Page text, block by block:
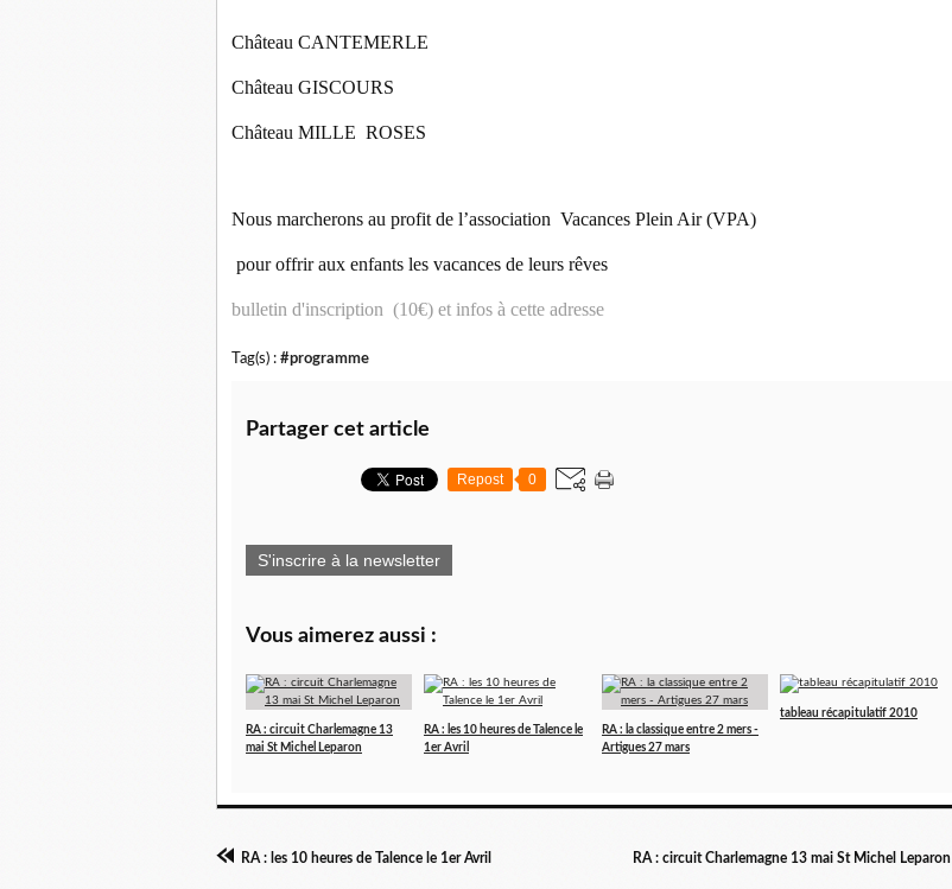
Château CANTEMERLE
Château GISCOURS
Château MILLE ROSES
Nous marcherons au profit de l’association Vacances Plein Air (VPA)
pour offrir aux enfants les vacances de leurs rêves
bulletin d'inscription (10€) et infos à cette adresse
Tag(s) : #programme
Partager cet article
Repost 0
S'inscrire à la newsletter
Vous aimerez aussi :
RA : circuit Charlemagne 13
mai St Michel Leparon
RA : les 10 heures de Talence le
1er Avril
RA : la classique entre 2 mers -
Artigues 27 mars
tableau récapitulatif 2010
RA : les 10 heures de Talence le 1er Avril RA : circuit Charlemagne 13 mai St Michel Leparon